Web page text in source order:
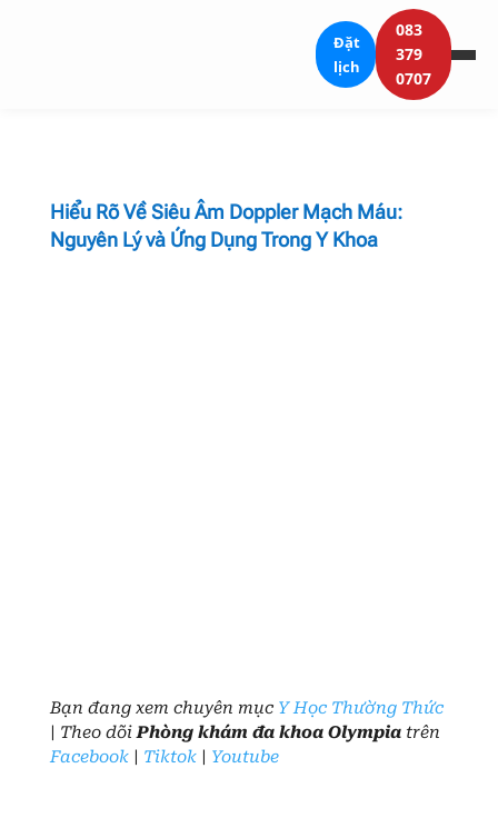
Đặt
lịch
083
379
0707
Hiểu Rõ Về Siêu Âm Doppler Mạch Máu:
Nguyên Lý và Ứng Dụng Trong Y Khoa
Bạn đang xem chuyên mục Y Học Thường Thức
| Theo dõiPhòng khám đa khoa Olympiatrên
Facebook| Tiktok| Youtube